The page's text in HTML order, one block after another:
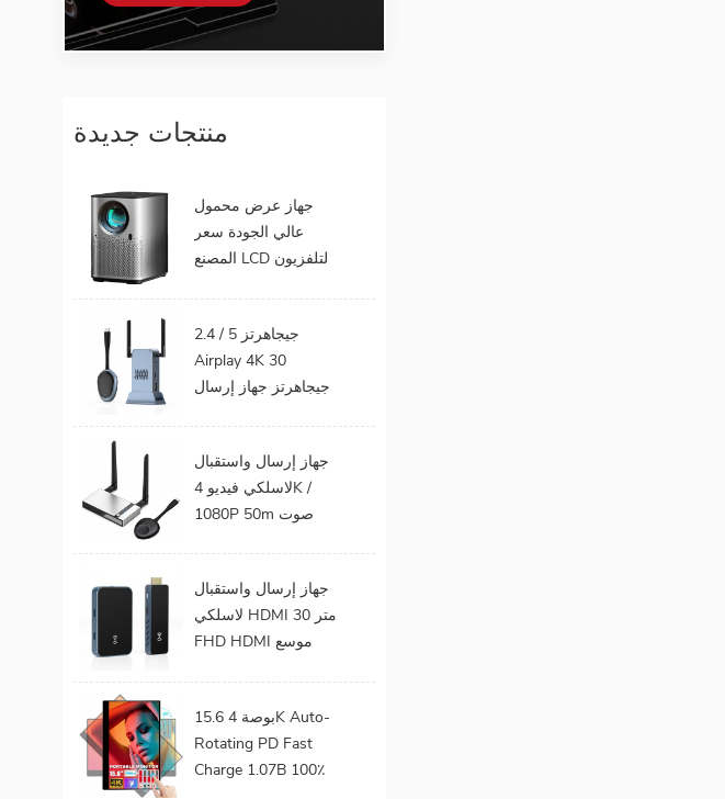
منتجات جديدة
جهاز عرض محمول
عالي الجودة سعر
المصنع LCD لتلفزيون
جيجابايت 32 جيجابايت
واي فاي المسرح
المنزلي
2.4 / 5 جيجاهرتز
Airplay 4K 30
جيجاهرتز جهاز إرسال
جهاز إرسال واستقبال
HDMI لاسلكي
جهاز إرسال واستقبال
لاسلكي فيديو 4K /
1080P 50m صوت
جهاز إرسال واستقبال
لاسلكي HDMI 30 متر
FHD HDMI موسع
بروجيكتور للألعاب 0
كمون
15.6 بوصة 4K Auto-
Rotating PD Fast
Charge 1.07B 100٪